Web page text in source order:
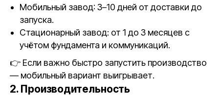
Мобильный завод: 3–10 дней от доставки до
запуска.
Стационарный завод: от 1 до 3 месяцев с
учётом фундамента и коммуникаций.
👉 Если важно быстро запустить производство
— мобильный вариант выигрывает.
2. Производительность